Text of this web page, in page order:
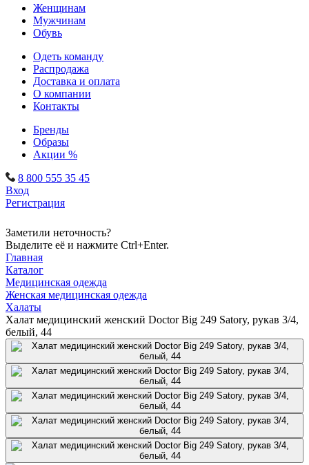
Женщинам
Мужчинам
Обувь
Одеть команду
Распродажа
Доставка и оплата
О компании
Контакты
Бренды
Образы
Акции %
8 800 555 35 45
Вход
Регистрация
Заметили неточность?
Выделите её и нажмите Ctrl+Enter.
Главная
Каталог
Медицинская одежда
Женская медицинская одежда
Халаты
Халат медицинский женский Doctor Big 249 Satory, рукав 3/4,
белый, 44